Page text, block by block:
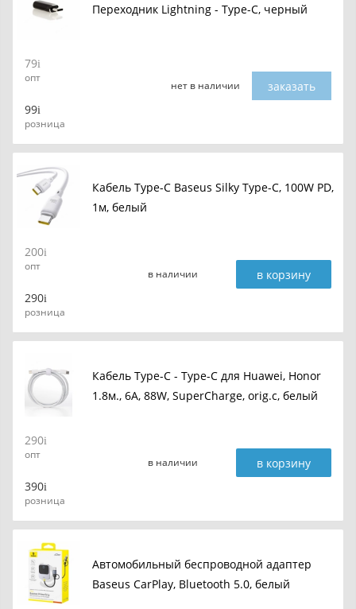
Переходник Lightning - Type-C, черный
79
опт
99
розница
нет в наличии заказать
Кабель Type-C Baseus Silky Type-C, 100W PD,
1м, белый
200
опт
290
розница
в наличии в корзину
Кабель Type-C - Type-C для Huawei, Honor
1.8м., 6A, 88W, SuperCharge, orig.c, белый
290
опт
390
розница
в наличии в корзину
Автомобильный беспроводной адаптер
Baseus CarPlay, Bluetooth 5.0, белый